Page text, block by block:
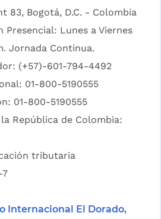
83, Bogotá, D.C. - Colombia
Presencial: Lunes a Viernes
Jornada Continua.
(+57)-601-794-4492
01-800-5190555
01-800-5190555
República de Colombia:
tributaria
7
Internacional El Dorado,